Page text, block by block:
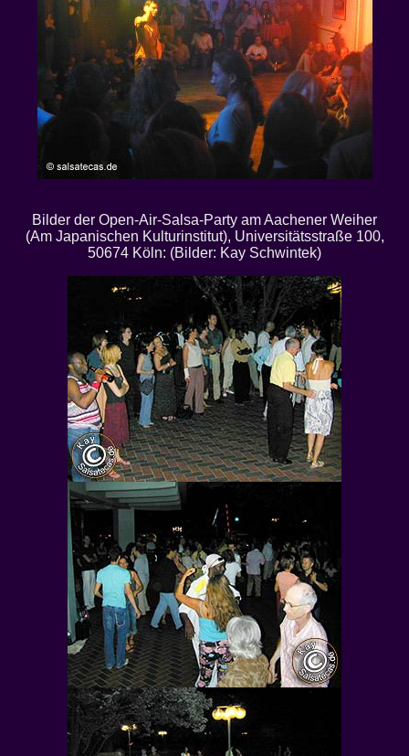
Bilder der Open-Air-Salsa-Party am Aachener Weiher
(Am Japanischen Kulturinstitut), Universitätsstraße 100,
50674 Köln: (Bilder: Kay Schwintek)